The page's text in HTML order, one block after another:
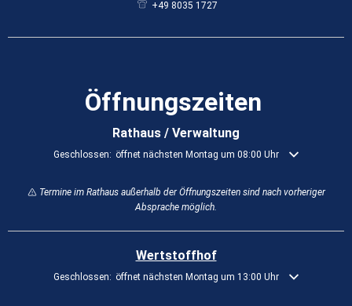
+49 8035 1727
Öffnungszeiten
Rathaus / Verwaltung
Klicken, um weitere Öffnungs- oder Schließzeiten auszublenden
Geschlossen: öffnet nächsten Montag um 08:00 Uhr
Termine im Rathaus außerhalb der Öffnungszeiten sind nach vorheriger
Absprache möglich.
Wertstoffhof
Klicken, um weitere Öffnungs- oder Schließzeiten auszublenden
Geschlossen: öffnet nächsten Montag um 13:00 Uhr